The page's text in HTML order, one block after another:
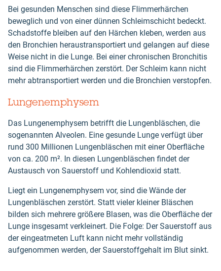
Bei gesunden Menschen sind diese Flimmerhärchen
beweglich und von einer dünnen Schleimschicht bedeckt.
Schadstoffe bleiben auf den Härchen kleben, werden aus
den Bronchien heraustransportiert und gelangen auf diese
Weise nicht in die Lunge. Bei einer chronischen Bronchitis
sind die Flimmerhärchen zerstört. Der Schleim kann nicht
mehr abtransportiert werden und die Bronchien verstopfen.
Lungenemphysem
Das Lungenemphysem betrifft die Lungenbläschen, die
sogenannten Alveolen. Eine gesunde Lunge verfügt über
rund 300 Millionen Lungenbläschen mit einer Oberfläche
von ca. 200 m². In diesen Lungenbläschen findet der
Austausch von Sauerstoff und Kohlendioxid statt.
Liegt ein Lungenemphysem vor, sind die Wände der
Lungenbläschen zerstört. Statt vieler kleiner Bläschen
bilden sich mehrere größere Blasen, was die Oberfläche der
Lunge insgesamt verkleinert. Die Folge: Der Sauerstoff aus
der eingeatmeten Luft kann nicht mehr vollständig
aufgenommen werden, der Sauerstoffgehalt im Blut sinkt.